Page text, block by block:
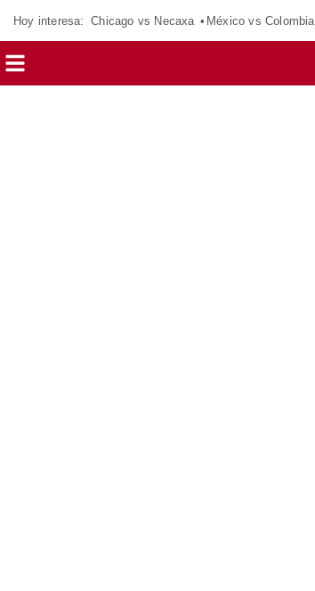
Hoy interesa: Chicago vs Necaxa México vs Colombia